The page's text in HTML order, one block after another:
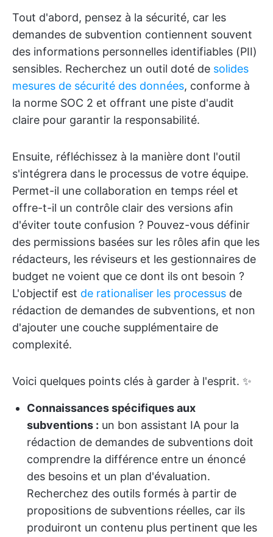
Tout d'abord, pensez à la sécurité, car les
demandes de subvention contiennent souvent
des informations personnelles identifiables (PII)
sensibles. Recherchez un outil doté de solides
mesures de sécurité des données, conforme à
la norme SOC 2 et offrant une piste d'audit
claire pour garantir la responsabilité.
Ensuite, réfléchissez à la manière dont l'outil
s'intégrera dans le processus de votre équipe.
Permet-il une collaboration en temps réel et
offre-t-il un contrôle clair des versions afin
d'éviter toute confusion ? Pouvez-vous définir
des permissions basées sur les rôles afin que les
rédacteurs, les réviseurs et les gestionnaires de
budget ne voient que ce dont ils ont besoin ?
L'objectif est de rationaliser les processus de
rédaction de demandes de subventions, et non
d'ajouter une couche supplémentaire de
complexité.
Voici quelques points clés à garder à l'esprit. ✨
Connaissances spécifiques aux
subventions : un bon assistant IA pour la
rédaction de demandes de subventions doit
comprendre la différence entre un énoncé
des besoins et un plan d'évaluation.
Recherchez des outils formés à partir de
propositions de subventions réelles, car ils
produiront un contenu plus pertinent que les